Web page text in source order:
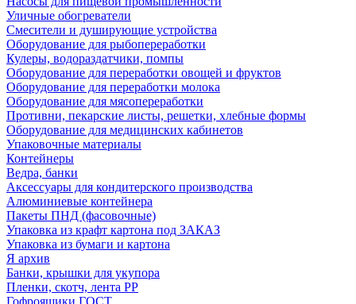
Уличные обогреватели
Смесители и душирующие устройства
Оборудование для рыбопереработки
Кулеры, водораздатчики, помпы
Оборудование для переработки овощей и фруктов
Оборудование для переработки молока
Оборудование для мясопереработки
Противни, пекарские листы, решетки, хлебные формы
Оборудование для медицинских кабинетов
Упаковочные материалы
Контейнеры
Ведра, банки
Аксессуары для кондитерского производства
Алюминиевые контейнера
Пакеты ПНД (фасовочные)
Упаковка из крафт картона под ЗАКАЗ
Упаковка из бумаги и картона
Я архив
Банки, крышки для укупора
Пленки, скотч, лента РР
Гофроящики ГОСТ